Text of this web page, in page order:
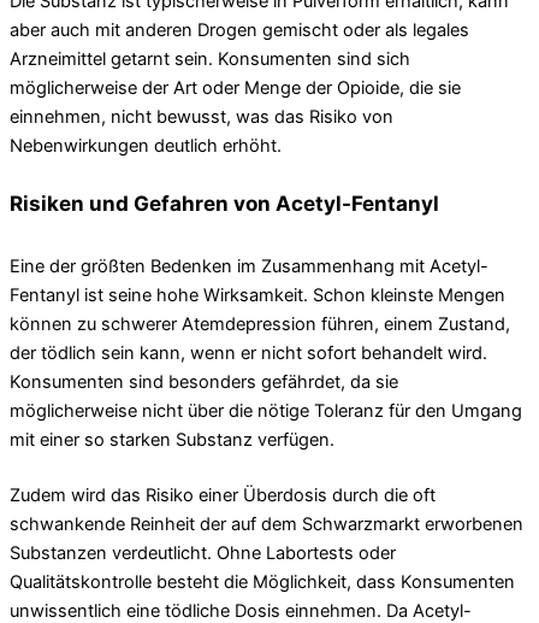
aber auch mit anderen Drogen gemischt oder als legales
Arzneimittel getarnt sein. Konsumenten sind sich
möglicherweise der Art oder Menge der Opioide, die sie
einnehmen, nicht bewusst, was das Risiko von
Nebenwirkungen deutlich erhöht.
Risiken und Gefahren von Acetyl-Fentanyl
Eine der größten Bedenken im Zusammenhang mit Acetyl-
Fentanyl ist seine hohe Wirksamkeit. Schon kleinste Mengen
können zu schwerer Atemdepression führen, einem Zustand,
der tödlich sein kann, wenn er nicht sofort behandelt wird.
Konsumenten sind besonders gefährdet, da sie
möglicherweise nicht über die nötige Toleranz für den Umgang
mit einer so starken Substanz verfügen.
Zudem wird das Risiko einer Überdosis durch die oft
schwankende Reinheit der auf dem Schwarzmarkt erworbenen
Substanzen verdeutlicht. Ohne Labortests oder
Qualitätskontrolle besteht die Möglichkeit, dass Konsumenten
unwissentlich eine tödliche Dosis einnehmen. Da Acetyl-